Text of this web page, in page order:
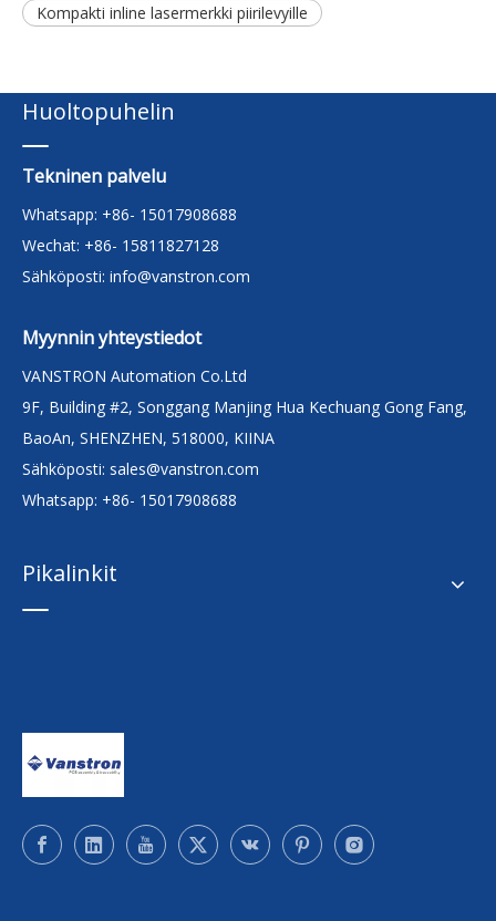
Kompakti inline lasermerkki piirilevyille
Huoltopuhelin
Tekninen palvelu
Whatsapp: +86- 15017908688
Wechat: +86- 15811827128
Sähköposti: info@vanstron.com
Myynnin yhteystiedot
VANSTRON Automation Co.Ltd
9F, Building #2, Songgang Manjing Hua Kechuang Gong Fang,
BaoAn, SHENZHEN, 518000, KIINA
Sähköposti: sales@vanstron.com
Whatsapp: +86- 15017908688
Pikalinkit